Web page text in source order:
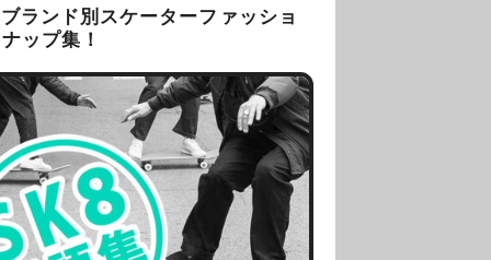
ランド別スケーターファッショ
ップ集！